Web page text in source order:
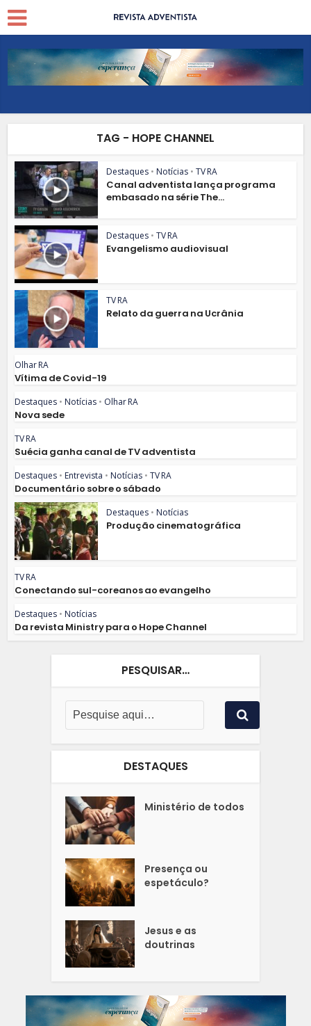
TAG - HOPE CHANNEL
Destaques • Notícias • TV RA
Canal adventista lança programa
embasado na série The...
Destaques • TV RA
Evangelismo audiovisual
TV RA
Relato da guerra na Ucrânia
Olhar RA
Vítima de Covid-19
Destaques • Notícias • Olhar RA
Nova sede
TV RA
Suécia ganha canal de TV adventista
Destaques • Entrevista • Notícias • TV RA
Documentário sobre o sábado
Destaques • Notícias
Produção cinematográfica
TV RA
Conectando sul-coreanos ao evangelho
Destaques • Notícias
Da revista Ministry para o Hope Channel
PESQUISAR…
DESTAQUES
Ministério de todos
Presença ou
espetáculo?
Jesus e as
doutrinas